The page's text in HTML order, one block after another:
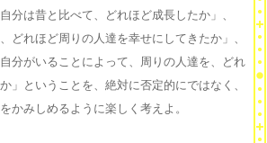
分は昔と比べて、どれほど成長したか」、
どれほど周りの人達を幸せにしてきたか」、
分がいることによって、周りの人達を、どれ
」ということを、絶対に否定的にではなく、
かみしめるように楽しく考えよ。